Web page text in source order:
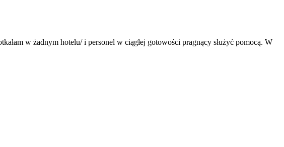
w żadnym hotelu/ i personel w ciągłej gotowości pragnący służyć pomocą. W